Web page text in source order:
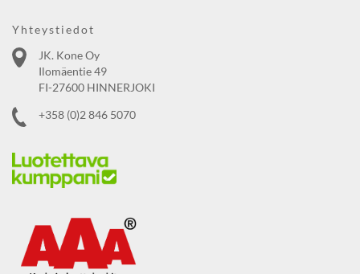
Yhteystiedot
JK. Kone Oy
Ilomäentie 49
FI-27600 HINNERJOKI
+358 (0)2 846 5070